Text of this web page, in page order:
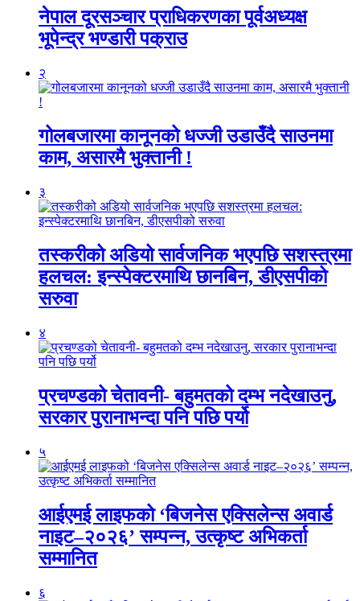
नेपाल दूरसञ्चार प्राधिकरणका पूर्वअध्यक्ष
भूपेन्द्र भण्डारी पक्राउ
२
गोलबजारमा कानूनको धज्जी उडाउँदै साउनमा
काम, असारमै भुक्तानी !
३
तस्करीको अडियो सार्वजनिक भएपछि सशस्त्रमा
हलचल: इन्स्पेक्टरमाथि छानबिन, डीएसपीको
सरुवा
४
प्रचण्डको चेतावनी- बहुमतको दम्भ नदेखाउनु,
सरकार पुरानाभन्दा पनि पछि पर्यो
५
आईएमई लाइफको ‘बिजनेस एक्सिलेन्स अवार्ड
नाइट–२०२६’ सम्पन्न, उत्कृष्ट अभिकर्ता
सम्मानित
६